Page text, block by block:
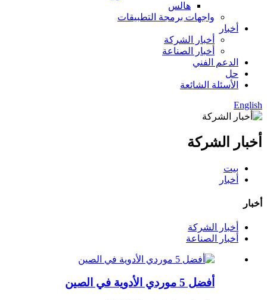
هالس
واجهات برمجة التطبيقات
أخبار
أخبار الشركة
أخبار الصناعة
الدعم الفني
حل
الأسئلة الشائعة
English
أخبار الشركة
بيت
أخبار
أخبار
أخبار الشركة
أخبار الصناعة
أفضل 5 موردي الأدوية في الصين